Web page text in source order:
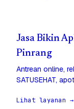
Jasa Bikin
Pinrang
Antrean online,
SATUSEHAT,
Lihat layanan →